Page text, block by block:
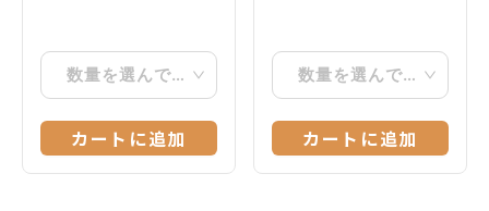
数量を選んでください
カートに追加
数量を選んでください
カートに追加